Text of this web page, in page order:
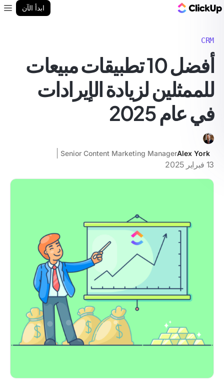
ابدأ الآن
CRM
أفضل 10 تطبيقات مبيعات
للممثلين لزيادة الإيرادات
في عام 2025
Alex York
Senior Content Marketing Manager
13 فبراير 2025